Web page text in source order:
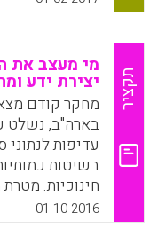
השימוש של
דיגיטליים.
עם מועמדים
מטרופולינית
שהשימוש של
במשאבים
בו-זמנית נותר
ונוחות,
Michael., 2017).
תקציר
מי מעצב את
יצירת ידע
מחקר קודם
בארה"ב, נשלט
עדיפות
בשיטות
חינוכיות.
מדוע התחום
שחוקרים
01-10-2016